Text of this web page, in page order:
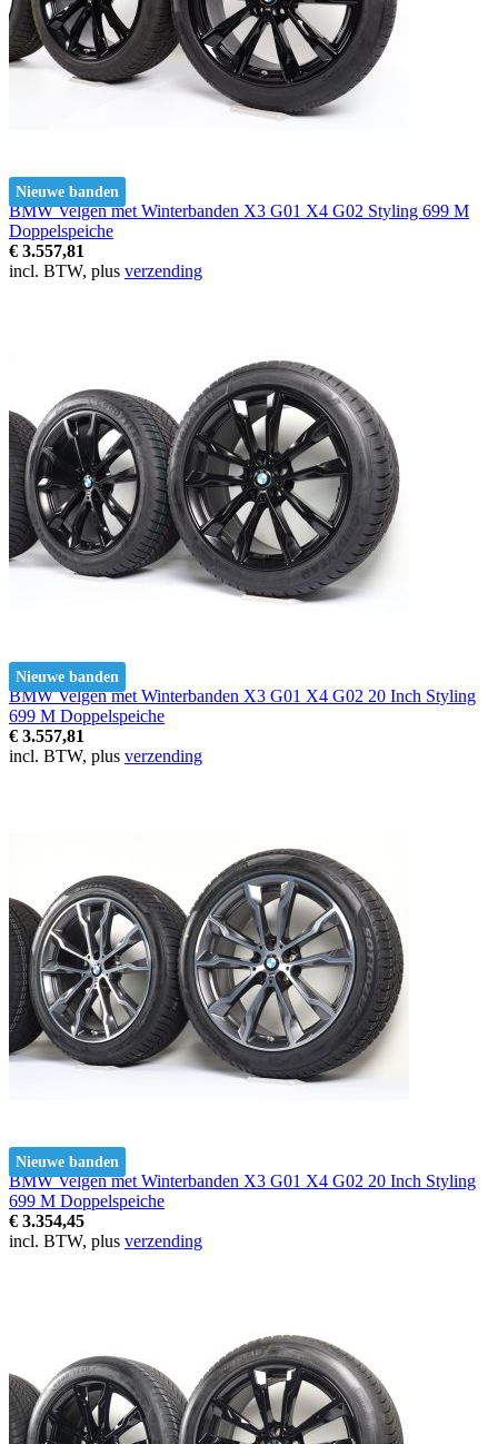
Nieuwe banden
BMW Velgen met Winterbanden X3 G01 X4 G02 Styling 699 M
Doppelspeiche
€ 3.557,81
incl. BTW, plus verzending
Nieuwe banden
BMW Velgen met Winterbanden X3 G01 X4 G02 20 Inch Styling
699 M Doppelspeiche
€ 3.557,81
incl. BTW, plus verzending
Nieuwe banden
BMW Velgen met Winterbanden X3 G01 X4 G02 20 Inch Styling
699 M Doppelspeiche
€ 3.354,45
incl. BTW, plus verzending